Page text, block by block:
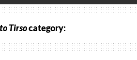
Tirsocategory: